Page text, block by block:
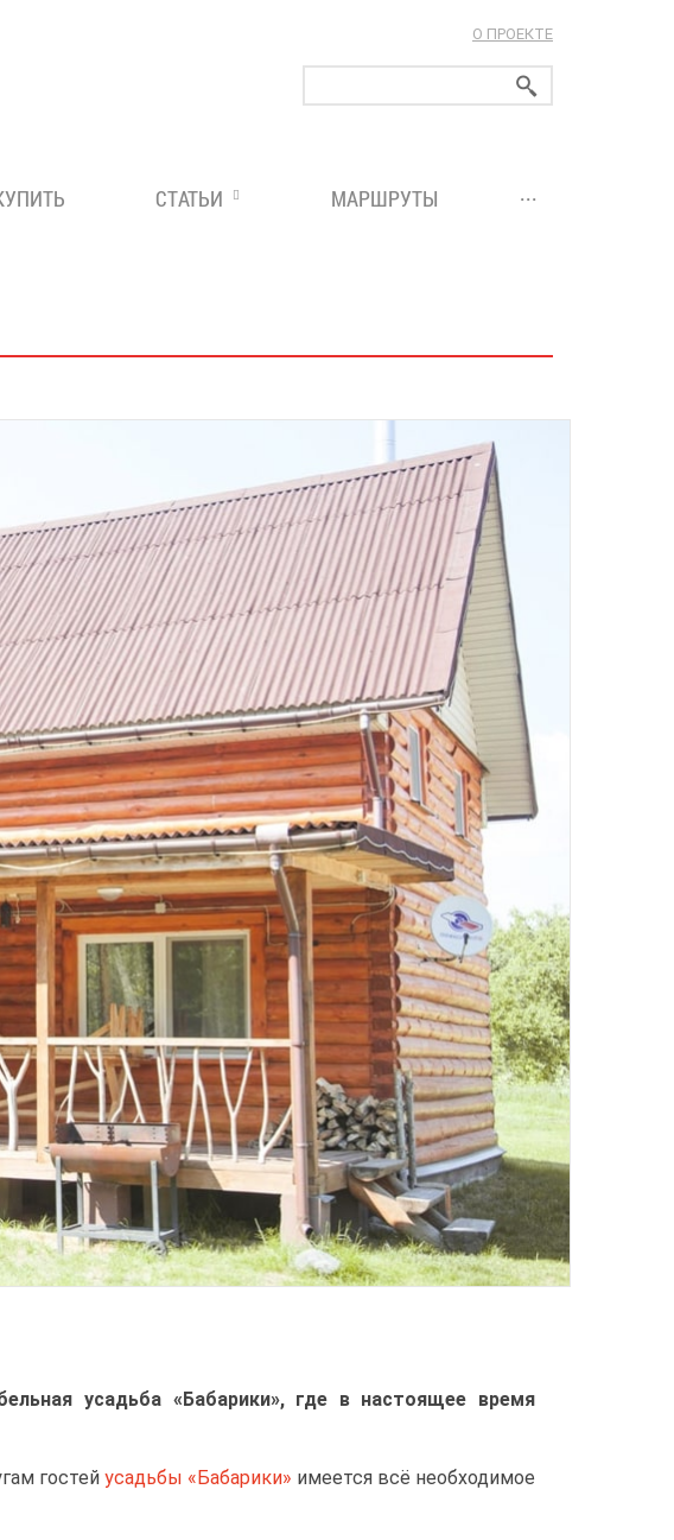
О ПРОЕКТЕ
СТАТЬИ МАРШРУТЫ ...
усадьба «Бабарики», где в настоящее время
гостей усадьбы «Бабарики» имеется всё необходимое